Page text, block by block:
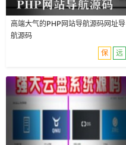
高端大气的PHP网站导航源码网址导
航源码
保
远